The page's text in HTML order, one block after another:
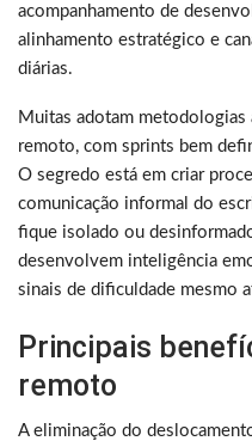
acompanhamento de
alinhamento estratégico e
diárias.
Muitas adotam metodologias
remoto, com sprints bem
O segredo está em criar
comunicação informal do
fique isolado ou
desenvolvem inteligência
sinais de dificuldade mesmo
Principais
remoto
A eliminação do